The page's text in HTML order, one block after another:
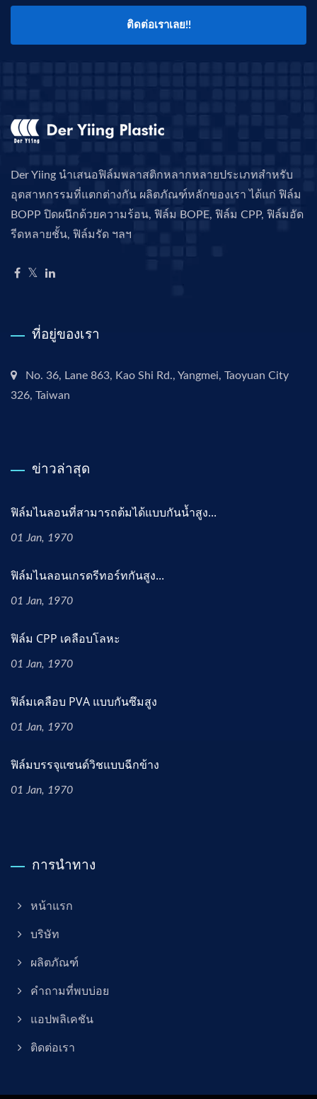
ติดต่อเราเลย!!
Der Yiing นำเสนอฟิล์มพลาสติกหลากหลายประเภทสำหรับ
อุตสาหกรรมที่แตกต่างกัน ผลิตภัณฑ์หลักของเรา ได้แก่ ฟิล์ม
BOPP ปิดผนึกด้วยความร้อน, ฟิล์ม BOPE, ฟิล์ม CPP, ฟิล์มอัด
รีดหลายชั้น, ฟิล์มรัด ฯลฯ
ที่อยู่ของเรา
No. 36, Lane 863, Kao Shi Rd., Yangmei, Taoyuan City
326, Taiwan
ข่าวล่าสุด
ฟิล์มไนลอนที่สามารถต้มได้แบบกันน้ำสูง...
01 Jan, 1970
ฟิล์มไนลอนเกรดรีทอร์ทกันสูง...
01 Jan, 1970
ฟิล์ม CPP เคลือบโลหะ
01 Jan, 1970
ฟิล์มเคลือบ PVA แบบกันซึมสูง
01 Jan, 1970
ฟิล์มบรรจุแซนด์วิชแบบฉีกข้าง
01 Jan, 1970
การนำทาง
หน้าแรก
บริษัท
ผลิตภัณฑ์
คำถามที่พบบ่อย
แอปพลิเคชัน
ติดต่อเรา